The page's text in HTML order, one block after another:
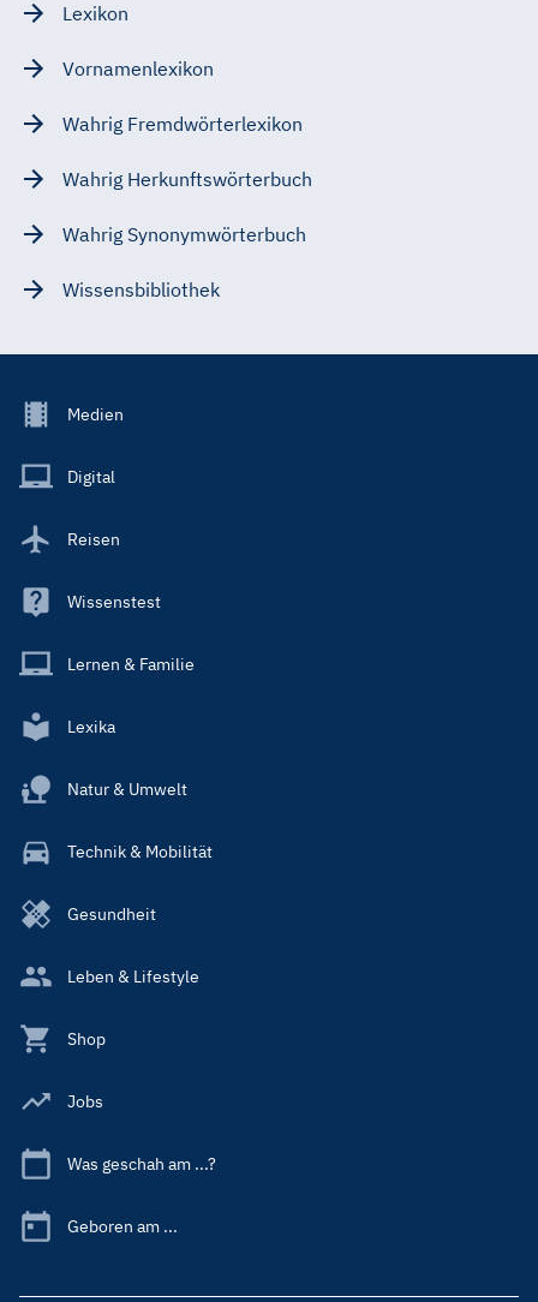
Lexikon
Vornamenlexikon
Wahrig Fremdwörterlexikon
Wahrig Herkunftswörterbuch
Wahrig Synonymwörterbuch
Wissensbibliothek
Footer
Main
Medien
Digital
Reisen
Wissenstest
Lernen & Familie
Lexika
Natur & Umwelt
Technik & Mobilität
Gesundheit
Leben & Lifestyle
Shop
Jobs
Was geschah am ...?
Geboren am ...